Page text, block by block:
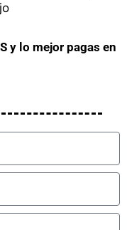
y lo mejor pagas en